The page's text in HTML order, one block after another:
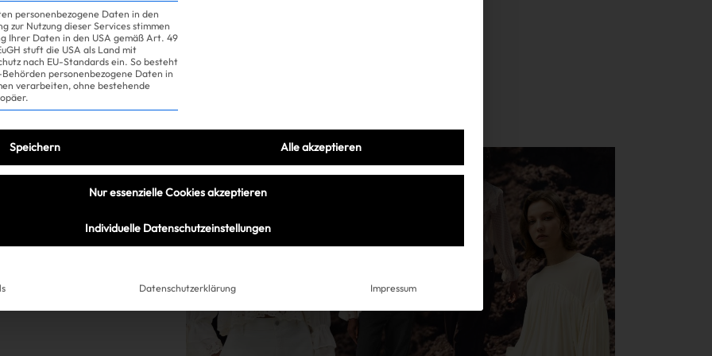
und sie
personenbezogene Daten in den
zur Nutzung dieser Services stimmen
Ihrer Daten in den USA gemäß Art. 49
stuft die USA als Land mit
nach EU-Standards ein. So besteht
Behörden personenbezogene Daten in
verarbeiten, ohne bestehende
Speichern Alle akzeptieren
Nur essenzielle Cookies akzeptieren
Individuelle Datenschutzeinstellungen
Datenschutzerklärung Impressum